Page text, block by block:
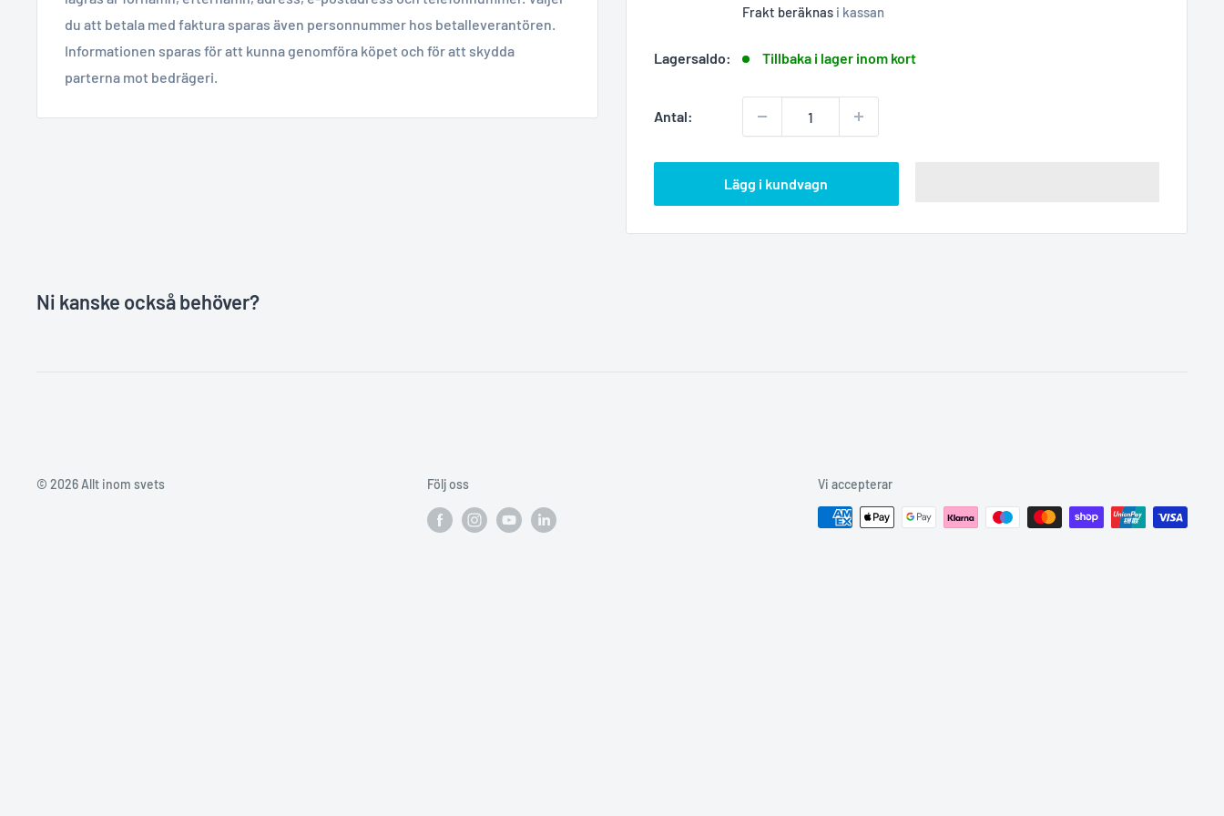
Frakt beräknas i kassan
Lagersaldo: Tillbaka i lager inom kort
Antal:
Lägg i kundvagn
du att betala med faktura sparas även personnummer hos betalleverantören.
Informationen sparas för att kunna genomföra köpet och för att skydda
parterna mot bedrägeri.
Ni kanske också behöver?
© 2026 Allt inom svets Följ oss Vi accepterar